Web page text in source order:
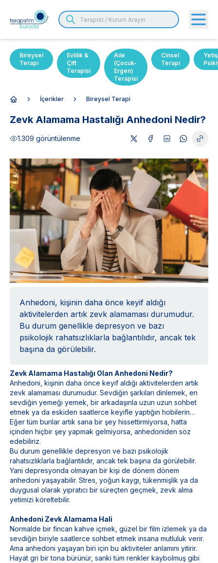
Bireysel
Terapi
Evlilik &
Çift
Terapisi
Aile
(Çocuk-
Ergen)
Terapisi
Cinsel
Terapi
İçerikler Bireysel Terapi
Zevk Alamama Hastalığı Anhedoni Nedir?
1.309 görüntülenme
Anhedoni, kişinin daha önce keyif aldığı
aktivitelerden artık zevk alamaması durumudur.
Bu durum genellikle depresyon ve bazı
psikolojik rahatsızlıklarla bağlantılıdır, ancak tek
başına da görülebilir.
Zevk Alamama Hastalığı Olan Anhedoni Nedir?
Anhedoni, kişinin daha önce keyif aldığı aktivitelerden artık
zevk alamaması durumudur. Sevdiğin şarkıları dinlemek, en
sevdiğin yemeği yemek, bir arkadaşınla uzun uzun sohbet
etmek ya da eskiden saatlerce keyifle yaptığın hobilerin…
Eğer tüm bunlar artık sana bir şey hissettirmiyorsa, hatta
içinden hiçbir şey yapmak gelmiyorsa, anhedoniden söz
edebiliriz.
Bu durum genellikle depresyon ve bazı psikolojik
rahatsızlıklarla bağlantılıdır, ancak tek başına da görülebilir.
Yani depresyonda olmayan bir kişi de dönem dönem
anhedoni yaşayabilir. Stres, yoğun kaygı,tükenmişlik ya da
duygusal olarak yıpratıcı bir süreçten geçmek, zevk alma
yetimizi köreltebilir.
Anhedoni Zevk Alamama Hali
Normalde bir fincan kahve içmek, güzel bir film izlemek ya da
sevdiğin biriyle saatlerce sohbet etmek insana mutluluk verir.
Ama anhedoni yaşayan biri için bu aktiviteler anlamını yitirir.
Hayat gri bir tona bürünür, sanki tüm renkler kaybolmuş gibi